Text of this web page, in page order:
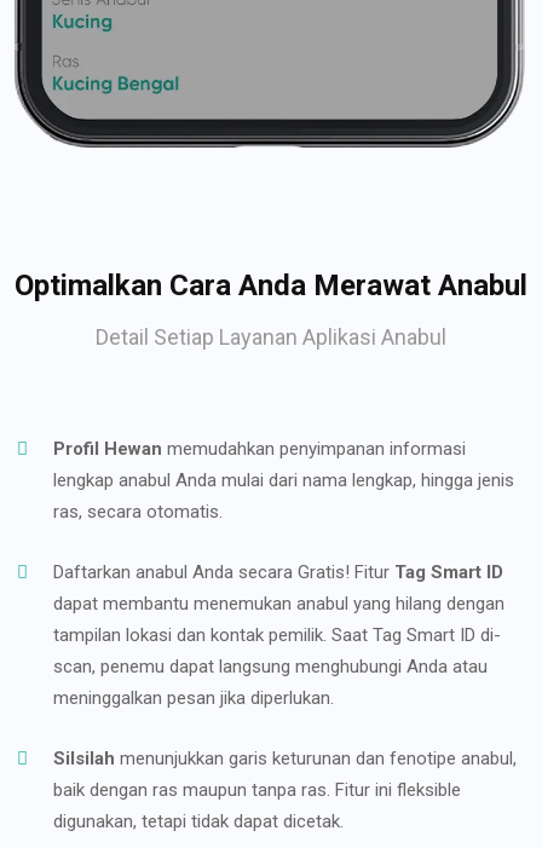
Optimalkan Cara Anda Merawat Anabul
Detail Setiap Layanan Aplikasi Anabul
Profil Hewan memudahkan penyimpanan informasi
lengkap anabul Anda mulai dari nama lengkap, hingga jenis
ras, secara otomatis.
Daftarkan anabul Anda secara Gratis! Fitur Tag Smart ID
dapat membantu menemukan anabul yang hilang dengan
tampilan lokasi dan kontak pemilik. Saat Tag Smart ID di-
scan, penemu dapat langsung menghubungi Anda atau
meninggalkan pesan jika diperlukan.
Silsilah menunjukkan garis keturunan dan fenotipe anabul,
baik dengan ras maupun tanpa ras. Fitur ini fleksible
digunakan, tetapi tidak dapat dicetak.